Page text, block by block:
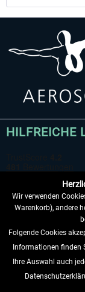
HILFREICHE
VERTRAG
Wir verwenden
Warenkorb), andere
Folgende Cookies
Informationen finden
Ihre Auswahl auch